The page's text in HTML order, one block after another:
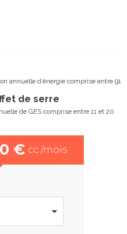
annuelle d’énergie comprise entre 91
de serre
de GES comprise entre 11 et 20
€ cc /mois